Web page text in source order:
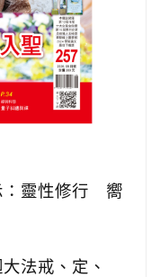
：靈性修行 嚮
法戒、定、